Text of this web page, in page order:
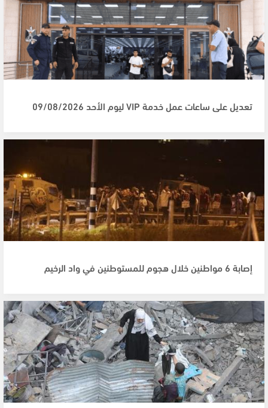
تعديل على ساعات عمل خدمة VIP ليوم الأحد 09/08/2026
إصابة 6 مواطنين خلال هجوم للمستوطنين في واد الرخيم